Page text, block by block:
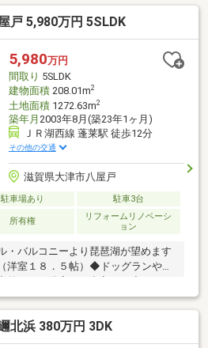
が90.46平米と十分な広さでゆったり
ょうか。こちらは多くの方が憧れ
購入は、人生の中でも大きな買い物
動産ショップ ピアライフではそんな
ート致しますので、ぜひお問い合わ
戸 5,980万円 5SLDK
5,980万円
間取り 5SLDK
建物面積208.01m2
土地面積1272.63m2
築年月 2003年8月(築23年1ヶ月)
ＪＲ湖西線 蓬莱駅 徒歩12分
その他の交通
滋賀県大津市八屋戸
駐車場あり 駐車3台
所有権
リフォームリノベーシ
ョン
バルコニーより琵琶湖が望めます
室１８．５帖）◆ドッグランやア
・壁に温風送風）◆全窓ペアガラス
での温暖効果◆薪ストーブ設置◆琵
８５０ｍ◆駐車３台可（駐車台数は
】２０１９年１月屋根・外壁の修
北浜 380万円 3DK